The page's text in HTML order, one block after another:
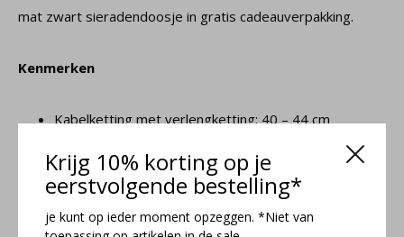
Krijg 10% korting op je
eerstvolgende bestelling*
je kunt op ieder moment opzeggen. *Niet van
mat zwart sieradendoosje in gratis cadeauverpakking.
Kenmerken
Kabelketting met verlengketting: 40 – 44 cm
Doorsnede steen: 6 mm
Kleur steen: zwart
Veerring slot sluiting